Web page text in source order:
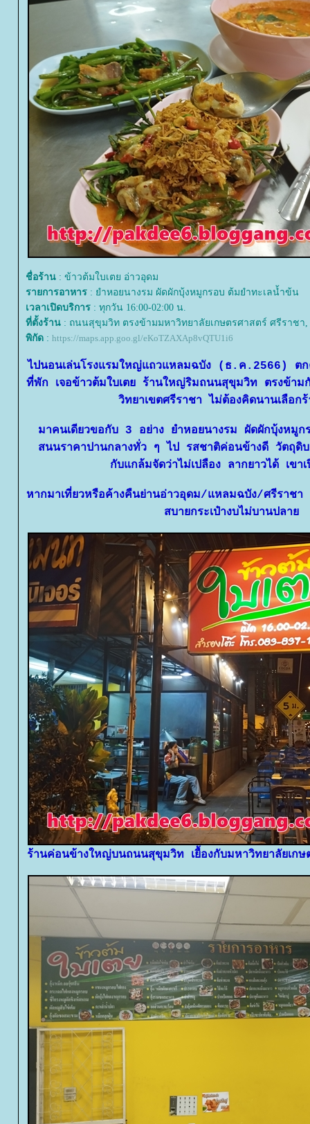
ชื่อร้าน : ข้าวต้มใบเตย อ่าวอุดม
รายการอาหาร : ยำหอยนางรม ผัดผักบุ้งหมูกรอบ ต้มยำทะเลน้ำข้น
เวลาเปิดบริการ : ทุกวัน 16:00-02:00 น.
ที่ตั้งร้าน : ถนนสุขุมวิท ตรงข้ามมหาวิทยาลัยเกษตรศาสตร์ ศรีราชา,
พิกัด : https://maps.app.goo.gl/eKoTZAXAp8vQTU1i6
ไปนอนเล่นโรงแรมใหญ่แถวแหลมฉบัง (ธ.ค.2566) ตก
ที่พัก เจอข้าวต้มใบเตย ร้านใหญ่ริมถนนสุขุมวิท ตรงข้าม
วิทยาเขตศรีราชา ไม่ต้องคิดนานเลือก
มาคนเดียวขอกับ 3 อย่าง ยำหอยนางรม ผัดผักบุ้งหมูก
สนนราคาปานกลางทั่ว ๆ ไป รสชาติค่อนข้างดี วัตถุดิ
กับแกล้มจัดว่าไม่เปลือง ลากยาวได้ เข
หากมาเที่ยวหรือค้างคืนย่านอ่าวอุดม/แหลมฉบัง/ศรีราชา
สบายกระเป๋างบไม่บานปลา
ร้านค่อนข้างใหญ่บนถนนสุขุมวิท เยื้องกับมหาวิทยาลัยเกษ